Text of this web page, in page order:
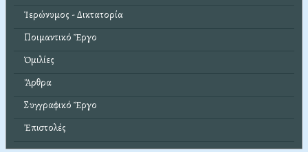
Ἱερώνυμος - Δικτατορία
Ποιμαντικό Ἔργο
Ὁμιλίες
Ἄρθρα
Συγγραφικό Ἔργο
Ἐπιστολές